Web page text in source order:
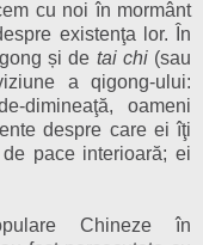
cu noi în mormânt
existenţa lor. În
și de tai chi(sau
a qigong-ului:
dimineaţă, oameni
despre care ei îţi
pace interioară; ei
Chinezeîn